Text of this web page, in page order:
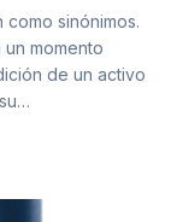
como sinónimos.
momento
de un activo